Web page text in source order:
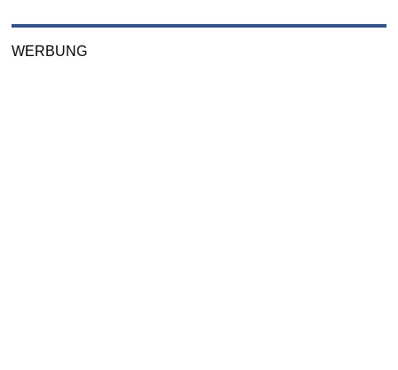
WERBUNG